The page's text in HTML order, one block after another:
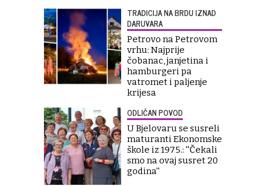
TRADICIJA NA BRDU IZNAD
DARUVARA
Petrovo na Petrovom
vrhu: Najprije
čobanac, janjetina i
hamburgeri pa
vatromet i paljenje
krijesa
ODLIČAN POVOD
U Bjelovaru se susreli
maturanti Ekonomske
škole iz 1975.: ''Čekali
smo na ovaj susret 20
godina''